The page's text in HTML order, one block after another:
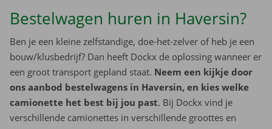
Bestelwagen huren in Haversin?
Ben je een kleine zelfstandige, doe-het-zelver of heb je een
bouw/klusbedrijf? Dan heeft Dockx de oplossing wanneer er
een groot transport gepland staat. Neem een kijkje door
ons aanbod bestelwagens in Haversin, en kies welke
camionette het best bij jou past. Bij Dockx vind je
verschillende camionettes in verschillende groottes en